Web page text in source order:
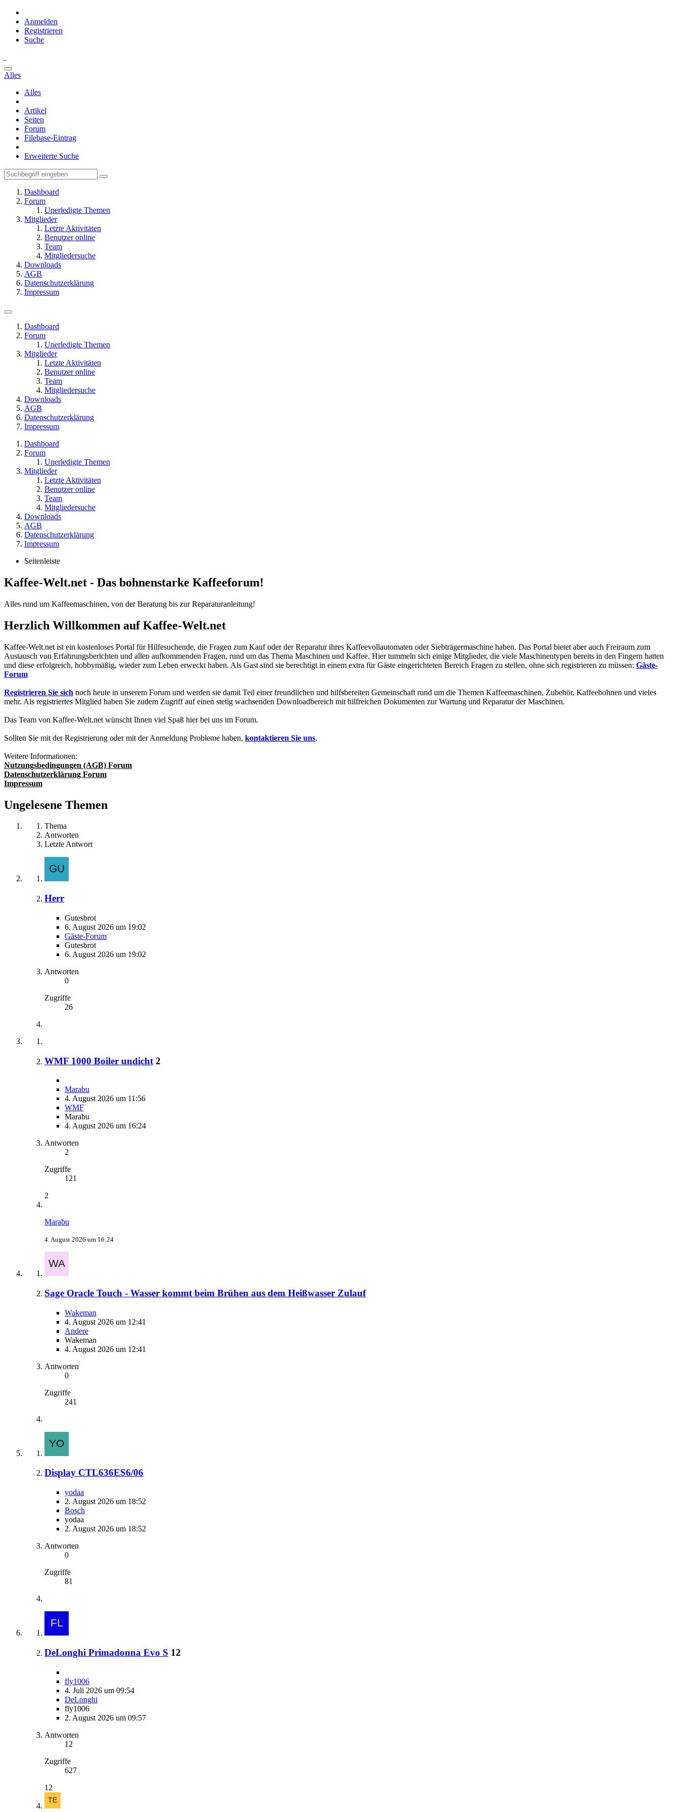
Anmelden
Registrieren
Suche
Alles
Alles
Artikel
Seiten
Forum
Filebase-Eintrag
Erweiterte Suche
Dashboard
Forum
Unerledigte Themen
Mitglieder
Letzte Aktivitäten
Benutzer online
Team
Mitgliedersuche
Downloads
AGB
Datenschutzerklärung
Impressum
Dashboard
Forum
Unerledigte Themen
Mitglieder
Letzte Aktivitäten
Benutzer online
Team
Mitgliedersuche
Downloads
AGB
Datenschutzerklärung
Impressum
Dashboard
Forum
Unerledigte Themen
Mitglieder
Letzte Aktivitäten
Benutzer online
Team
Mitgliedersuche
Downloads
AGB
Datenschutzerklärung
Impressum
Seitenleiste
Kaffee-Welt.net - Das bohnenstarke Kaffeeforum!
Alles rund um Kaffeemaschinen, von der Beratung bis zur Reparaturanleitung!
Herzlich Willkommen auf Kaffee-Welt.net
Kaffee-Welt.net ist ein kostenloses Portal für Hilfesuchende, die Fragen zum Kauf oder der Reparatur ihres Kaffeevollautomaten oder Siebträgermaschine haben. Das Portal bietet aber auch Freiraum zum
Austausch von Erfahrungsberichten und allen aufkommenden Fragen, rund um das Thema Maschinen und Kaffee. Hier tummeln sich einige Mitglieder, die viele Maschinentypen bereits in den Fingern hatten
und diese erfolgreich, hobbymäßig, wieder zum Leben erweckt haben. Als Gast sind sie berechtigt in einem extra für Gäste eingerichteten Bereich Fragen zu stellen, ohne sich registrieren zu müssen: Gäste-
Forum
Registrieren Sie sich noch heute in unserem Forum und werden sie damit Teil einer freundlichen und hilfsbereiten Gemeinschaft rund um die Themen Kaffeemaschinen, Zubehör, Kaffeebohnen und vieles
mehr. Als registriertes Mitglied haben Sie zudem Zugriff auf einen stetig wachsenden Downloadbereich mit hilfreichen Dokumenten zur Wartung und Reparatur der Maschinen.
Das Team von Kaffee-Welt.net wünscht Ihnen viel Spaß hier bei uns im Forum.
Sollten Sie mit der Registrierung oder mit der Anmeldung Probleme haben, kontaktieren Sie uns.
Weitere Informationen:
Nutzungsbedingungen (AGB) Forum
Datenschutzerklärung Forum
Impressum
Ungelesene Themen
Thema
Antworten
Letzte Antwort
Herr
Gutesbrot
6. August 2026 um 19:02
Gäste-Forum
Gutesbrot
6. August 2026 um 19:02
Antworten
0
Zugriffe
26
WMF 1000 Boiler undicht 2
Marabu
4. August 2026 um 11:56
WMF
Marabu
4. August 2026 um 16:24
Antworten
2
Zugriffe
121
2
Marabu
4. August 2026 um 16:24
Sage Oracle Touch - Wasser kommt beim Brühen aus dem Heißwasser Zulauf
Wakeman
4. August 2026 um 12:41
Andere
Wakeman
4. August 2026 um 12:41
Antworten
0
Zugriffe
241
Display CTL636ES6/06
yodaa
2. August 2026 um 18:52
Bosch
yodaa
2. August 2026 um 18:52
Antworten
0
Zugriffe
81
DeLonghi Primadonna Evo S 12
fly1006
4. Juli 2026 um 09:54
DeLonghi
fly1006
2. August 2026 um 09:57
Antworten
12
Zugriffe
627
12